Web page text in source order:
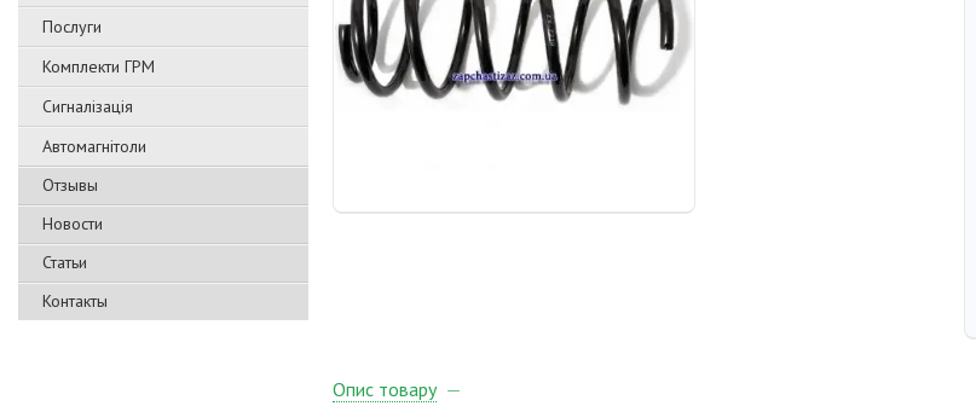
Послуги
Комплекти ГРМ
Сигналізація
Автомагнітоли
Отзывы
Новости
Статьи
Контакты
Опис товару